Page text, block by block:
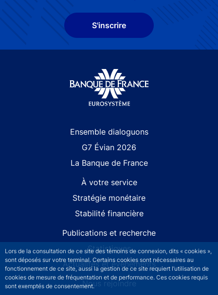
Lors de la consultation de ce site des témoins de connexion, dits « cookies »,
sont déposés sur votre terminal. Certains cookies sont nécessaires au
fonctionnement de ce site, aussi la gestion de ce site requiert l’utilisation de
cookies de mesure de fréquentation et de performance. Ces cookies requis
sont exemptés de consentement.
S'inscrire
Ensemble dialoguons
G7 Évian 2026
La Banque de France
À votre service
Stratégie monétaire
Stabilité financière
Publications et recherche
Statistiques
Actualités et événements
Nous rejoindre